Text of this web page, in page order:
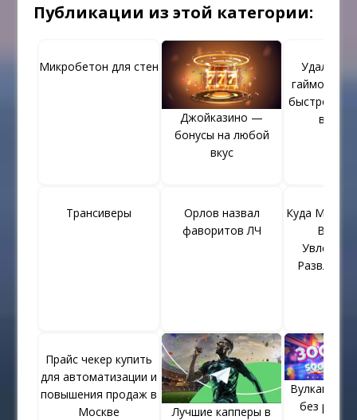
Публикации из этой категории:
Микробетон для стен
Джойказино —
бонусы на любой
вкус
Удаление
быстро и
в
Трансиверы
Орлов назвал
фаворитов ЛЧ
Куда Можно
В
Прайс чекер купить
для автоматизации и
повышения продаж в
Москве
Лучшие капперы в
Вулкан
без